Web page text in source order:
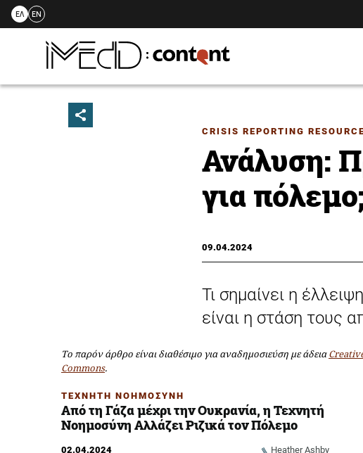
Skip
ΕΛ EN
CRISIS REPORTING RESOURCE
Ανάλυση:
για
09.04.2024
Τι σημαίνει η
είναι η στάση τους
Το παρόν άρθρο είναι διαθέσιμο για αναδημοσιεύση με άδεια
Commons.
ΤΕΧΝΗΤΗ ΝΟΗΜΟΣΥΝΗ
Από τη Γάζα μέχρι την Ουκρανία, η Τεχνητή
Νοημοσύνη Αλλάζει Ριζικά τον Πόλεμο
02.04.2024 Heather Ashby